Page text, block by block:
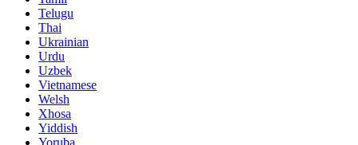
Telugu
Thai
Ukrainian
Urdu
Uzbek
Vietnamese
Welsh
Xhosa
Yiddish
Yoruba